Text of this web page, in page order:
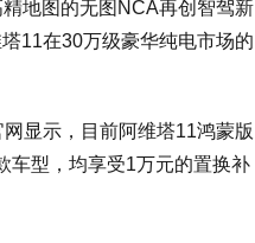
地图的无图NCA再创智驾新
11在30万级豪华纯电市场的
显示，目前阿维塔11鸿蒙版
车型，均享受1万元的置换补